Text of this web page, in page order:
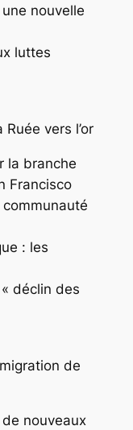
nouvelle
luttes
vers l’or
la branche
Francisco
: les
déclin des
de
nouveaux